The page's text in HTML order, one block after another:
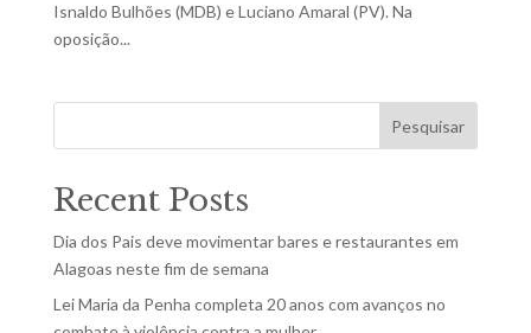
Isnaldo Bulhões (MDB) e Luciano Amaral (PV). Na
oposição...
Pesquisar
Recent Posts
Dia dos Pais deve movimentar bares e restaurantes em
Alagoas neste fim de semana
Lei Maria da Penha completa 20 anos com avanços no